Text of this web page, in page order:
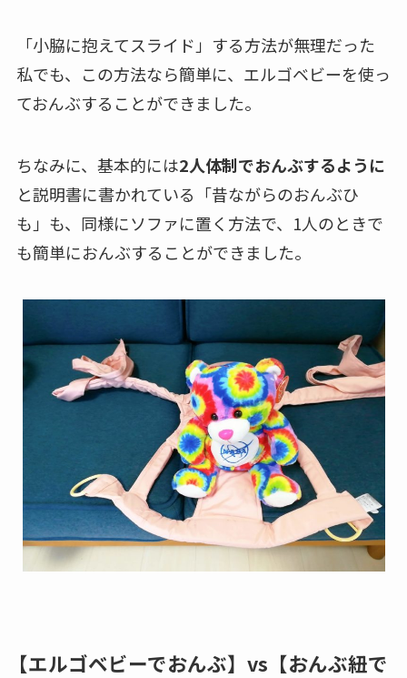
「小脇に抱えてスライド」する方法が無理だった
私でも、この方法なら簡単に、エルゴベビーを使っ
ておんぶすることができました。
ちなみに、基本的には2人体制でおんぶするように
と説明書に書かれている「昔ながらのおんぶひ
も」も、同様にソファに置く方法で、1人のときで
も簡単におんぶすることができました。
【エルゴベビーでおんぶ】vs【おんぶ紐で